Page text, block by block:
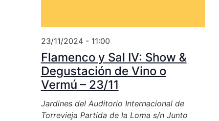
Flamenco y Sal IV: Show &
Degustación de Vino o
Vermú – 23/11
23/11/2024 - 11:00
Jardines del Auditorio Internacional de
Torrevieja Partida de la Loma s/n Junto